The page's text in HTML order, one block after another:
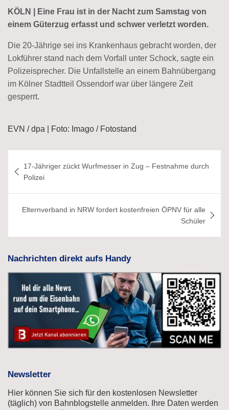
KÖLN | Eine Frau ist in der Nacht zum Samstag von
einem Güterzug erfasst und schwer verletzt worden.
Die 20-Jährige sei ins Krankenhaus gebracht worden, der
Lokführer stand nach dem Vorfall unter Schock, sagte ein
Polizeisprecher. Die Unfallstelle an einem Bahnübergang
im Kölner Stadtteil Ossendorf war über längere Zeit
gesperrt.
EVN / dpa | Foto: Imago / Fotostand
17-Jähriger zückt Wurfmesser in Zug – Festnahme durch
Polizei
Elternverband in NRW fordert kostenfreien ÖPNV für alle
Schüler
Nachrichten direkt aufs Handy
Newsletter
Hier können Sie sich für den kostenlosen Newsletter
(täglich) von Bahnblogstelle anmelden. Ihre Daten werden